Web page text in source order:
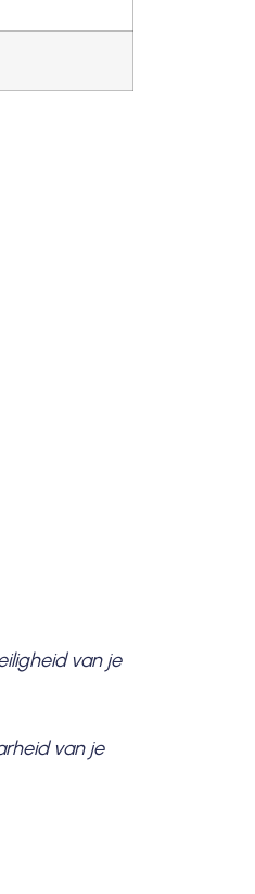
van je
van je